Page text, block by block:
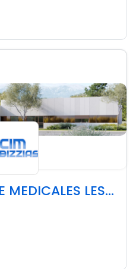
CENTRE IMAGERIE MEDICALES LES ALBIZZIAS